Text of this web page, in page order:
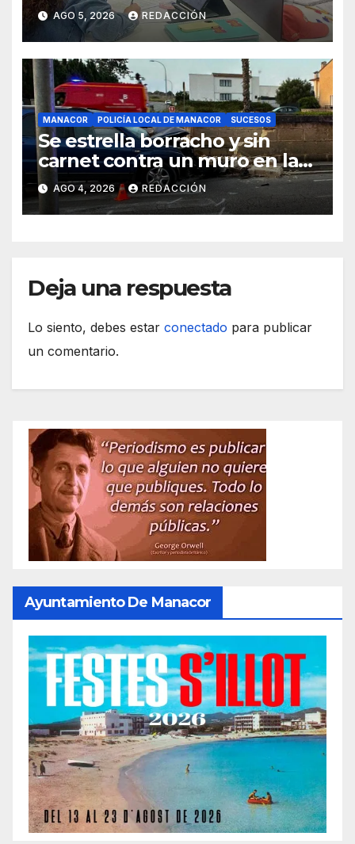
AGO 5, 2026 REDACCIÓN
MANACOR POLICÍA LOCAL DE MANACOR SUCESOS
Se estrella borracho y sin
carnet contra un muro en la
ronda del Port de Manacor y
lo destroza
AGO 4, 2026 REDACCIÓN
Deja una respuesta
Lo siento, debes estar conectado para publicar
un comentario.
Ayuntamiento De Manacor